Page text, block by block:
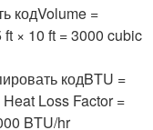
кодVolume =
× 10 ft = 3000 cubic
кодBTU =
Loss Factor =
BTU/hr